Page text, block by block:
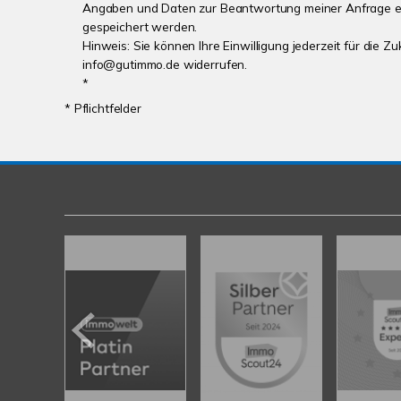
Angaben und Daten zur Beantwortung meiner Anfrage
gespeichert werden.
Hinweis: Sie können Ihre Einwilligung jederzeit für die
info@gutimmo.de widerrufen.
*
* Pflichtfelder